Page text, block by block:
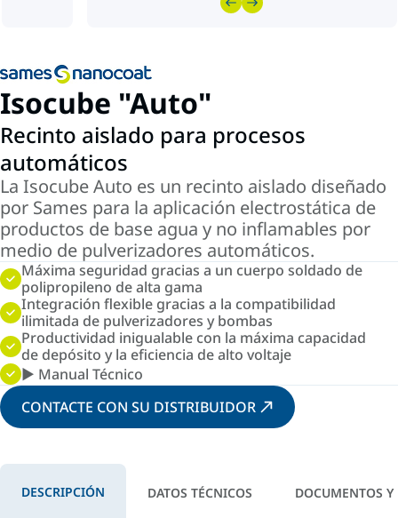
Isocube "Auto"
Recinto aislado para procesos
automáticos
La Isocube Auto es un recinto aislado diseñado
por Sames para la aplicación electrostática de
productos de base agua y no inflamables por
medio de pulverizadores automáticos.
Máxima seguridad gracias a un cuerpo soldado de
polipropileno de alta gama
Integración flexible gracias a la compatibilidad
ilimitada de pulverizadores y bombas
Productividad inigualable con la máxima capacidad
de depósito y la eficiencia de alto voltaje
► Manual Técnico
CONTACTE CON SU DISTRIBUIDOR
DESCRIPCIÓN DATOS TÉCNICOS DOCUMENTOS